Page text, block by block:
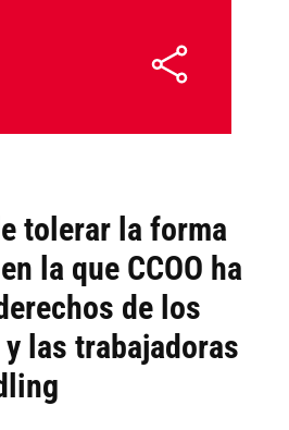
tolerar la forma
la que CCOO ha
de los
las trabajadoras